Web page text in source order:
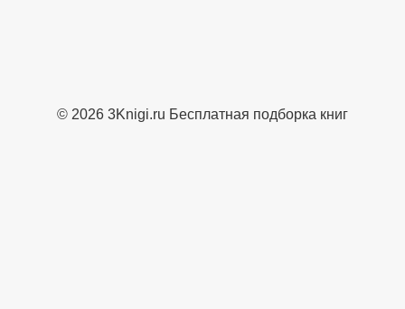
© 2026 3Knigi.ru Бесплатная подборка книг